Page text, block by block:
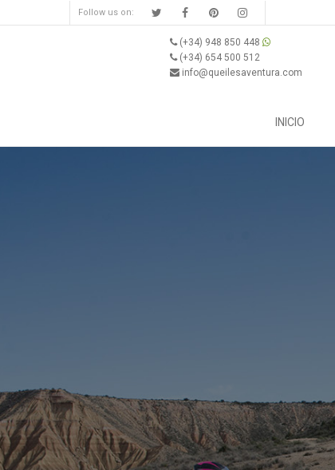
Follow us on:
(+34) 948 850 448
(+34) 654 500 512
info@queilesaventura.com
INICIO